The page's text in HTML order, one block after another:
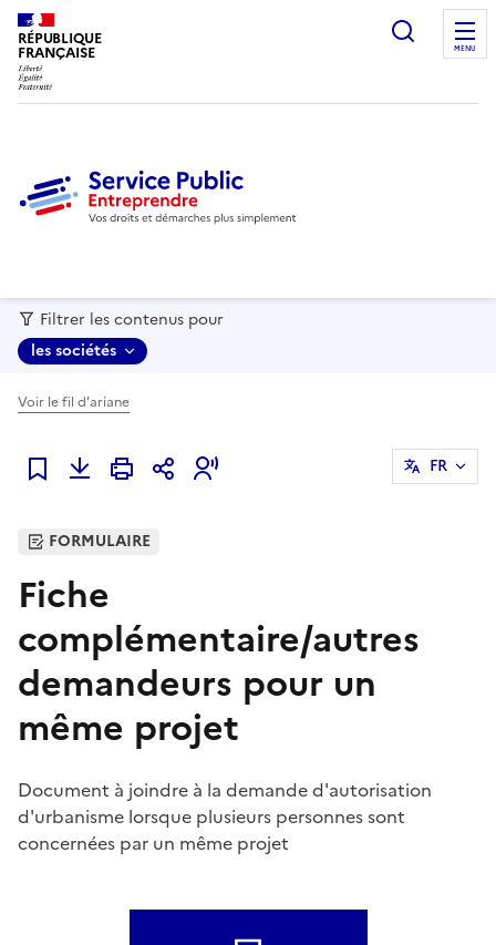
RÉPUBLIQUE
FRANÇAISE MENU
Filtrer les contenus pour
les sociétés
Voir le fil d'ariane
Ajouter à mes favoris
FR
FORMULAIRE
Fiche
complémentaire/autres
demandeurs pour un
même projet
Document à joindre à la demande d'autorisation
d'urbanisme lorsque plusieurs personnes sont
concernées par un même projet